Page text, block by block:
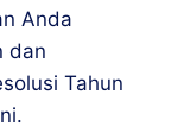
Anda
dan
Tahun